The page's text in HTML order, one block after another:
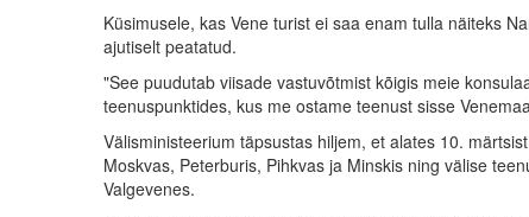
Küsimusele, kas Vene turist ei saa enam tulla näiteks
ajutiselt peatatud.
"See puudutab viisade vastuvõtmist kõigis meie
teenuspunktides, kus me ostame teenust sisse
Välisministeerium täpsustas hiljem, et alates 10.
Moskvas, Peterburis, Pihkvas ja Minskis ning välise
Valgevenes.